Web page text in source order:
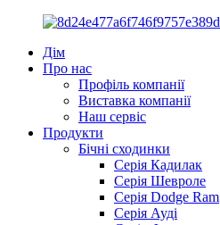
Дім
Про нас
Профіль компанії
Виставка компанії
Наш сервіс
Продукти
Бічні сходинки
Серія Кадилак
Серія Шевроле
Серія Dodge Ram
Серія Ауді